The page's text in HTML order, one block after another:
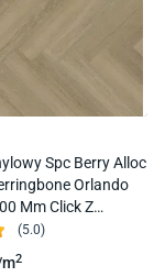
Spc Berry Alloc
Orlando
Mm Click Z
(5.0)
m2